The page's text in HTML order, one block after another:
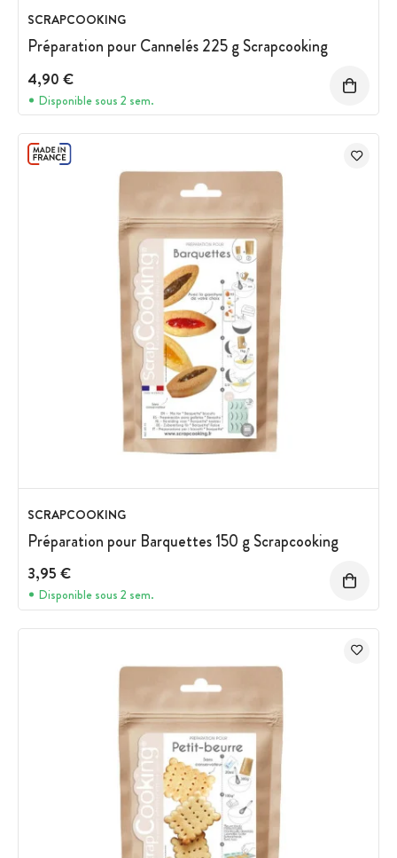
SCRAPCOOKING
Préparation pour Cannelés 225 g Scrapcooking
4,90 €
Disponible sous 2 sem.
SCRAPCOOKING
Préparation pour Barquettes 150 g Scrapcooking
3,95 €
Disponible sous 2 sem.